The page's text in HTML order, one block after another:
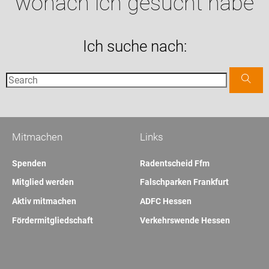
Ich suche nach:
Links
Radentscheid Ffm
Falschparken Frankfurt
ADFC Hessen
Verkehrswende Hessen
Mitmachen
Spenden
Mitglied werden
Aktiv mitmachen
Fördermitgliedschaft